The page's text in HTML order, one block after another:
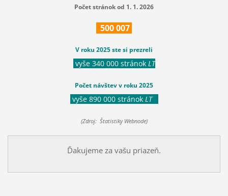
Počet stránok od 1. 1. 2026
500007
V roku 2025 ste si prezreli
vyše 340 000 stránok LT
Počet návštev v roku 2025
vyše 890 000 stránok LT
(Zdroj: Štatistiky Webnode)
Ďakujeme za vašu priazeň.